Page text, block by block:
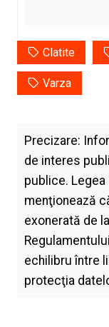
Clatite
Varza
Precizare:
de interes
publice. Legea
menţionează
exonerată de
echilibru între
protecţia